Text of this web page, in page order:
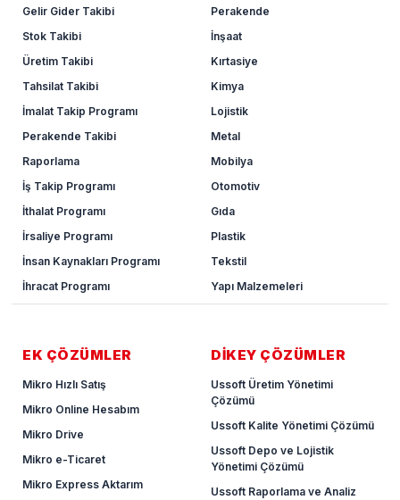
Gelir Gider Takibi
Stok Takibi
Üretim Takibi
Tahsilat Takibi
İmalat Takip Programı
Perakende Takibi
Raporlama
İş Takip Programı
İthalat Programı
İrsaliye Programı
İnsan Kaynakları Programı
İhracat Programı
Perakende
İnşaat
Kırtasiye
Kimya
Lojistik
Metal
Mobilya
Otomotiv
Gıda
Plastik
Tekstil
Yapı Malzemeleri
EK ÇÖZÜMLER
Mikro Hızlı Satış
Mikro Online Hesabım
Mikro Drive
Mikro e-Ticaret
Mikro Express Aktarım
DİKEY ÇÖZÜMLER
Ussoft Üretim Yönetimi
Çözümü
Ussoft Kalite Yönetimi Çözümü
Ussoft Depo ve Lojistik
Yönetimi Çözümü
Ussoft Raporlama ve Analiz